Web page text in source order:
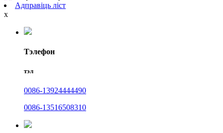
Адправіць ліст
x
Тэлефон
тэл
0086-13924444490
0086-13516508310